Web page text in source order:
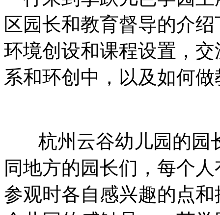
区园长和教育督导的介
环境创设和课程设置，
系和环创中，以及如何
杭州云谷幼儿园的园
同地方的园长们，每个
参观时各自感兴趣的点